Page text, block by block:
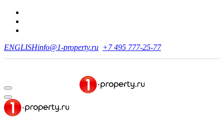
ENGLISHinfo@1-property.ru +7 495 777-25-77